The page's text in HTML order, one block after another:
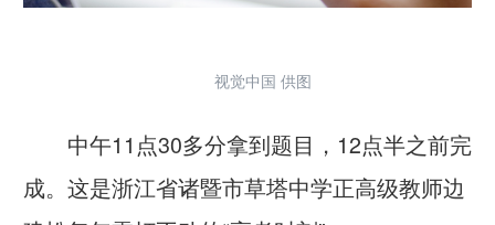
视觉中国 供图
中午11点30多分拿到题目，12点半之前完
成。这是浙江省诸暨市草塔中学正高级教师边